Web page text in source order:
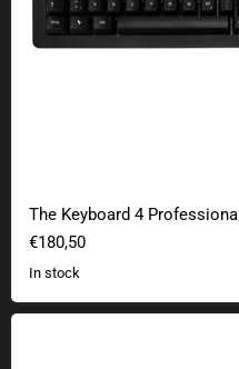
The Keyboard 4 Professional
€180,50
In stock